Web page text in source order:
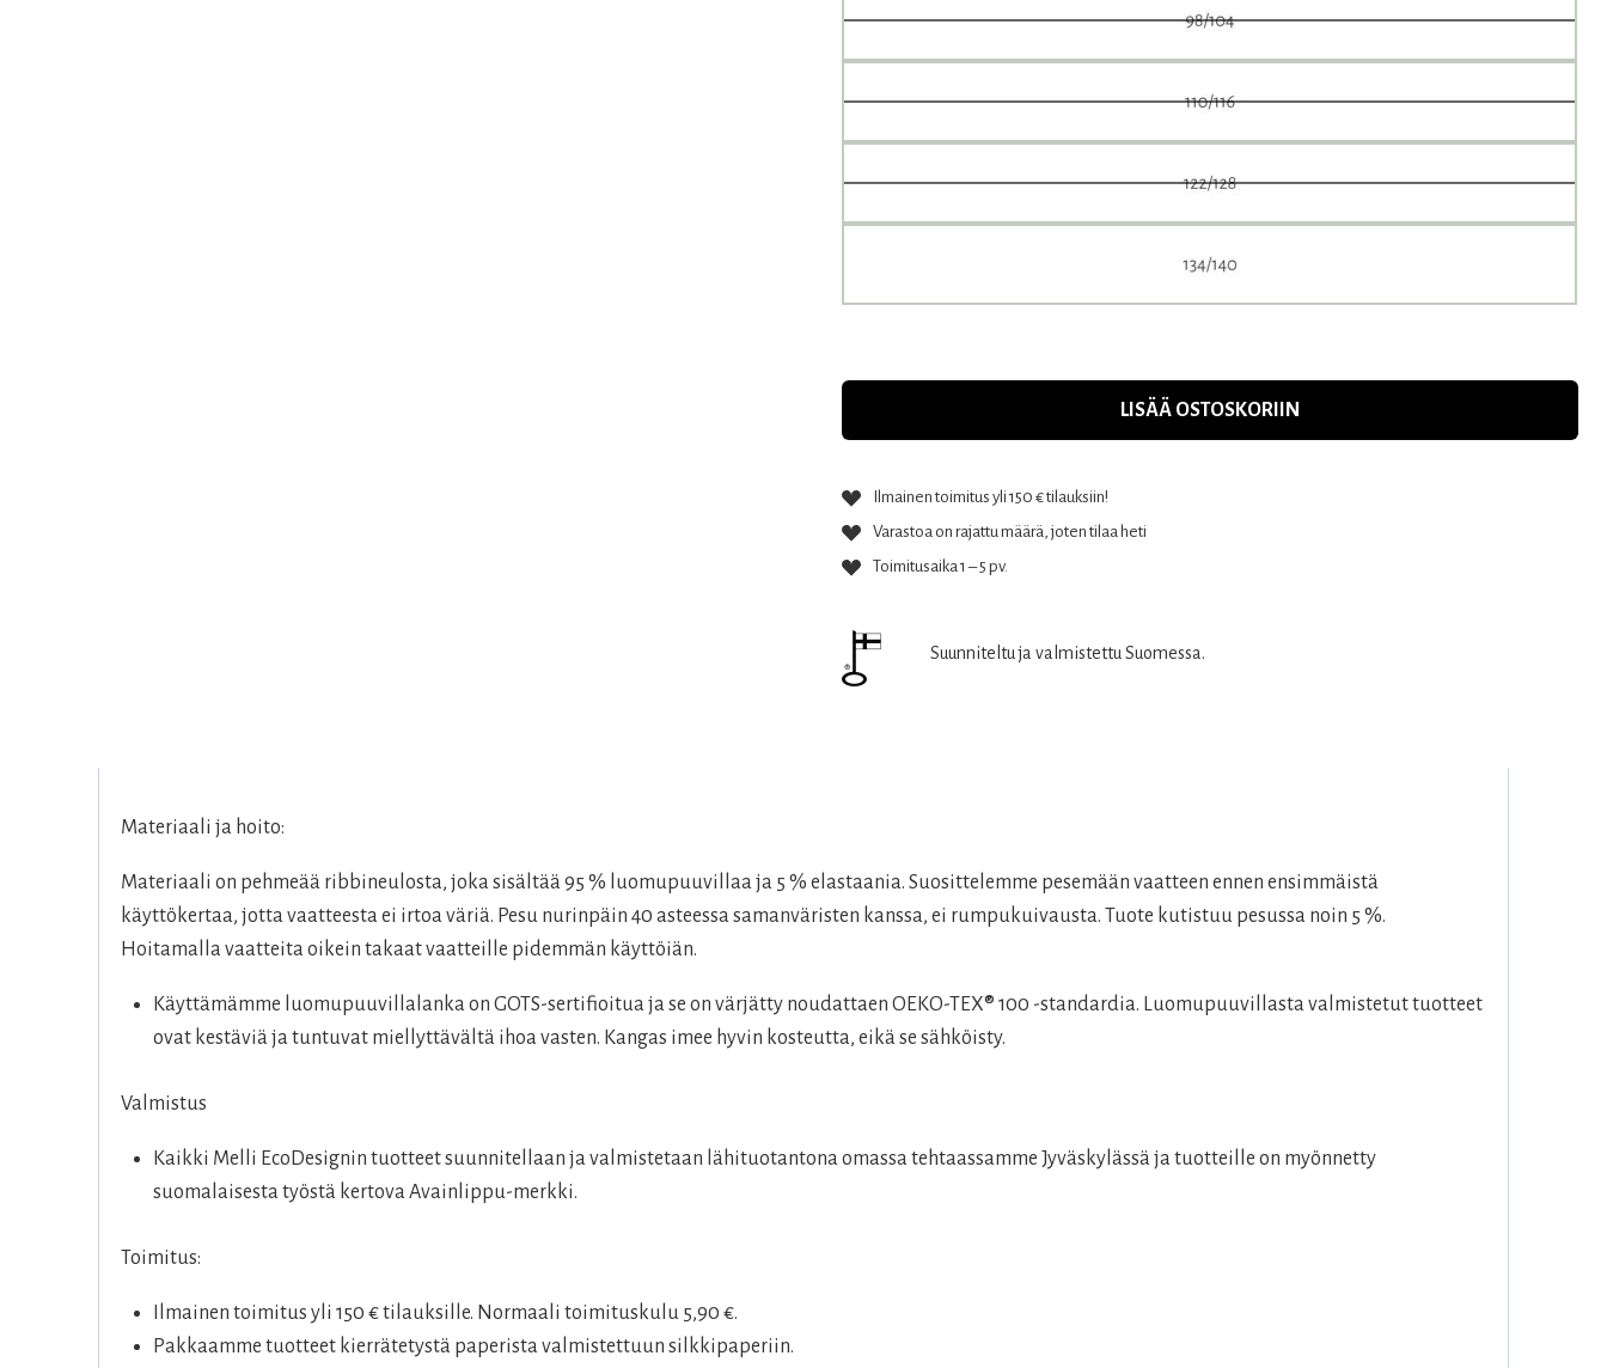
LISÄÄ OSTOSKORIIN
Ilmainen toimitus yli 150 € tilauksiin!
Varastoa on rajattu määrä, joten tilaa heti
Toimitusaika 1 – 5 pv.
Suunniteltu ja valmistettu Suomessa.
Materiaali ja hoito:
Materiaali on pehmeää ribbineulosta, joka sisältää 95 % luomupuuvillaa ja 5 % elastaania. Suosittelemme pesemään vaatteen ennen ensimmäistä
käyttökertaa, jotta vaatteesta ei irtoa väriä. Pesu nurinpäin 40 asteessa samanväristen kanssa, ei rumpukuivausta. Tuote kutistuu pesussa noin 5 %.
Hoitamalla vaatteita oikein takaat vaatteille pidemmän käyttöiän.
Käyttämämme luomupuuvillalanka on GOTS-sertifioitua ja se on värjätty noudattaen OEKO-TEX® 100 -standardia. Luomupuuvillasta valmistetut tuotteet
ovat kestäviä ja tuntuvat miellyttävältä ihoa vasten. Kangas imee hyvin kosteutta, eikä se sähköisty.
Valmistus
Kaikki Melli EcoDesignin tuotteet suunnitellaan ja valmistetaan lähituotantona omassa tehtaassamme Jyväskylässä ja tuotteille on myönnetty
suomalaisesta työstä kertova Avainlippu-merkki.
Toimitus:
Ilmainen toimitus yli 150 € tilauksille. Normaali toimituskulu 5,90 €.
Pakkaamme tuotteet kierrätetystä paperista valmistettuun silkkipaperiin.